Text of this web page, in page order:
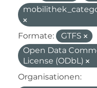
Formate: GTFS
Open Data
License (ODbL)
Organisationen: